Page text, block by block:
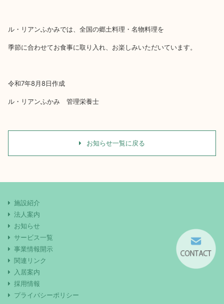
ル・リアンふかみでは、全国の郷土料理・名物料理を
季節に合わせてお食事に取り入れ、お楽しみいただいています。
令和7年8月8日作成
ル・リアンふかみ 管理栄養士
お知らせ一覧に戻る
施設紹介
法人案内
お知らせ
サービス一覧
事業情報開示
関連リンク
入居案内
採用情報
プライバシーポリシー